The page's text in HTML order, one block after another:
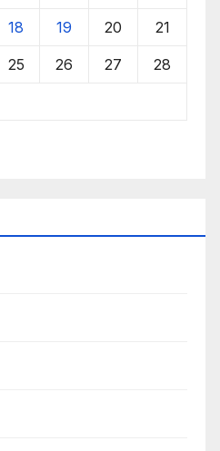
18 19 20 21
25 26 27 28